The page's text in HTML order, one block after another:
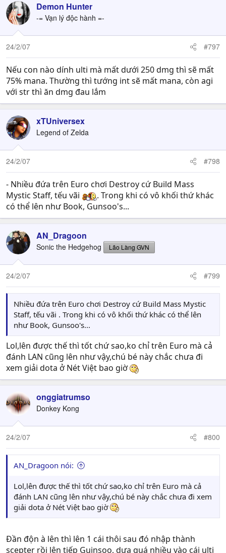
Demon Hunter
-= Vạn lý độc hành =-
24/2/07 #797
Nếu con nào dính ulti mà mất dưới 250 dmg thì sẽ mất
75% mana. Thường thì tướng int sẽ mất mana, còn agi
với str thì ăn dmg đau lắm
xTUniversex
Legend of Zelda
24/2/07 #798
- Nhiều đứa trên Euro chơi Destroy cứ Build Mass
Mystic Staff, tếu vãi
. Trong khi có vô khối thứ khác
có thể lên như Book, Gunsoo's...
AN_Dragoon
Sonic the Hedgehog Lão Làng GVN
24/2/07 #799
Nhiều đứa trên Euro chơi Destroy cứ Build Mass Mystic
Staff, tếu vãi . Trong khi có vô khối thứ khác có thể lên
như Book, Gunsoo's...
Lol,lên được thế thì tốt chứ sao,ko chỉ trên Euro mà cả
đánh LAN cũng lên như vậy,chú bé này chắc chưa đi
xem giải dota ở Nét Việt bao giờ
onggiatrumso
Donkey Kong
24/2/07 #800
AN_Dragoon nói:
Lol,lên được thế thì tốt chứ sao,ko chỉ trên Euro mà cả
đánh LAN cũng lên như vậy,chú bé này chắc chưa đi xem
giải dota ở Nét Việt bao giờ
Đần độn à lên thì lên 1 cái thôi sau đó nhập thành
scepter rồi lên tiếp Guinsoo, dựa quá nhiều vào cái ulti